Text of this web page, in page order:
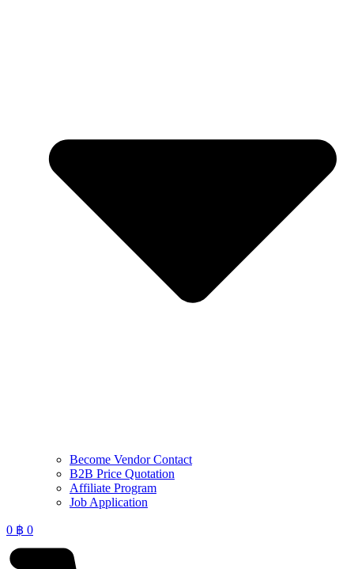
Become Vendor Contact
B2B Price Quotation
Affiliate Program
Job Application
0 ฿ 0